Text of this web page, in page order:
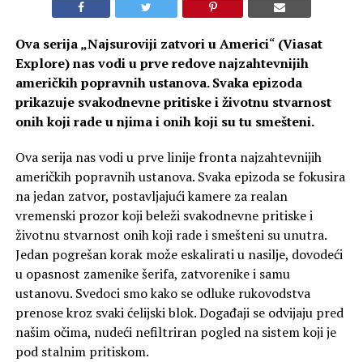
Ova serija „Najsuroviji zatvori u Americi“ (Viasat
Explore) nas vodi u prve redove najzahtevnijih
američkih popravnih ustanova. Svaka epizoda
prikazuje svakodnevne pritiske i životnu stvarnost
onih koji rade u njima i onih koji su tu smešteni.
Ova serija nas vodi u prve linije fronta najzahtevnijih
američkih popravnih ustanova. Svaka epizoda se fokusira
na jedan zatvor, postavljajući kamere za realan
vremenski prozor koji beleži svakodnevne pritiske i
životnu stvarnost onih koji rade i smešteni su unutra.
Jedan pogrešan korak može eskalirati u nasilje, dovodeći
u opasnost zamenike šerifa, zatvorenike i samu
ustanovu. Svedoci smo kako se odluke rukovodstva
prenose kroz svaki ćelijski blok. Događaji se odvijaju pred
našim očima, nudeći nefiltriran pogled na sistem koji je
pod stalnim pritiskom.